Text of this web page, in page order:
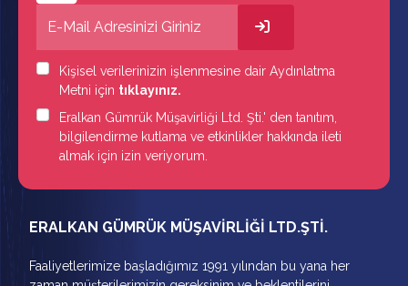
Kişisel verilerinizin işlenmesine dair Aydınlatma
Metni için tıklayınız.
Eralkan Gümrük Müşavirliği Ltd. Şti.' den tanıtım,
bilgilendirme kutlama ve etkinlikler hakkında ileti
almak için izin veriyorum.
ERALKAN GÜMRÜK MÜŞAVİRLİĞİ LTD.ŞTİ.
Faaliyetlerimize başladığımız 1991 yılından bu yana her